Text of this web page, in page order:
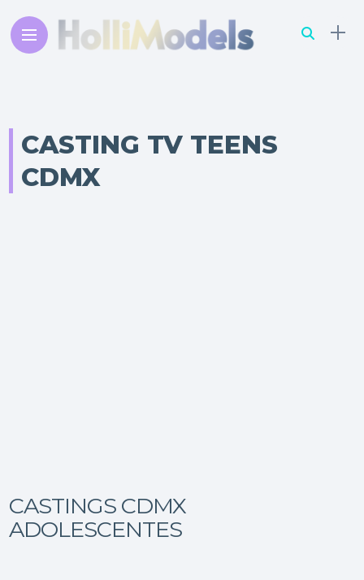
CASTING TV TEENS
CDMX
CASTINGS CDMX
ADOLESCENTES